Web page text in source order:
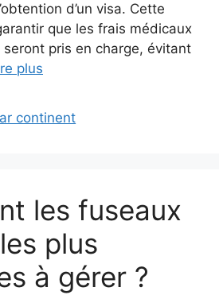
d’un visa. Cette
que les frais médicaux
pris en charge, évitant
plus
continent
les fuseaux
plus
à gérer ?